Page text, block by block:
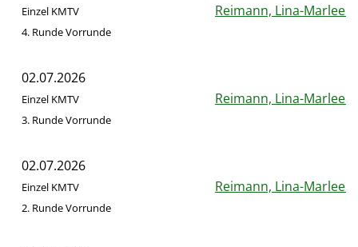
Einzel KMTV
4. Runde Vorrunde
Reimann, Lina-Marleen
02.07.2026
Einzel KMTV
3. Runde Vorrunde
Reimann, Lina-Marleen
02.07.2026
Einzel KMTV
2. Runde Vorrunde
Reimann, Lina-Marleen